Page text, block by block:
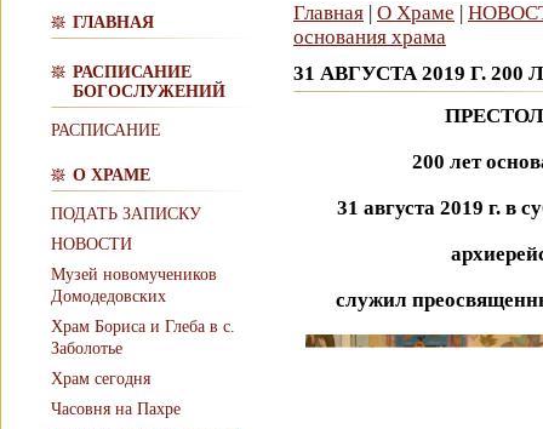
ГЛАВНАЯ
РАСПИСАНИЕ
БОГОСЛУЖЕНИЙ
РАСПИСАНИЕ
О ХРАМЕ
ПОДАТЬ ЗАПИСКУ
НОВОСТИ
Музей новомучеников
Домодедовских
Храм Бориса и Глеба в с.
Заболотье
Храм сегодня
Часовня на Пахре
Главная | О Храме |
основания храма
31 АВГУСТА 2019 Г.
200 лет
31 августа 2019 г. в
служил